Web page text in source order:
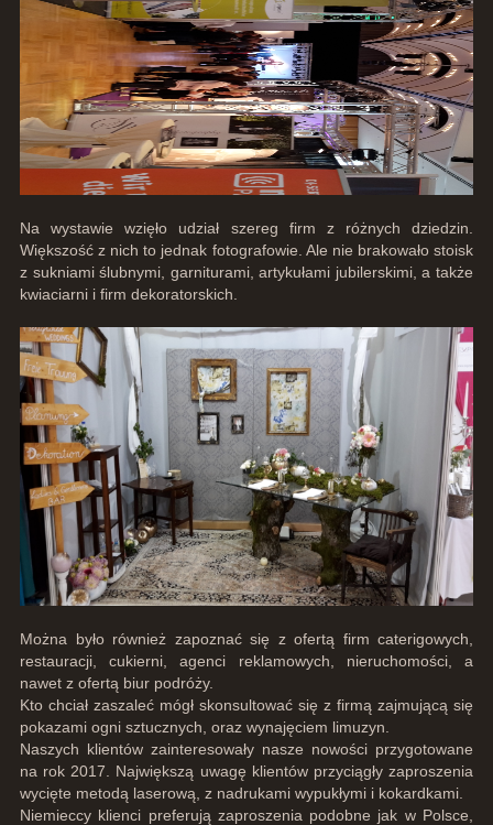
Na wystawie wzięło udział szereg firm z różnych dziedzin.
Większość z nich to jednak fotografowie. Ale nie brakowało stoisk
z sukniami ślubnymi, garniturami, artykułami jubilerskimi, a także
kwiaciarni i firm dekoratorskich.
Można było również zapoznać się z ofertą firm caterigowych,
restauracji, cukierni, agenci reklamowych, nieruchomości, a
nawet z ofertą biur podróży.
Kto chciał zaszaleć mógł skonsultować się z firmą zajmującą się
pokazami ogni sztucznych, oraz wynajęciem limuzyn.
Naszych klientów zainteresowały nasze nowości przygotowane
na rok 2017. Największą uwagę klientów przyciągły zaproszenia
wycięte metodą laserową, z nadrukami wypukłymi i kokardkami.
Niemieccy klienci preferują zaproszenia podobne jak w Polsce,